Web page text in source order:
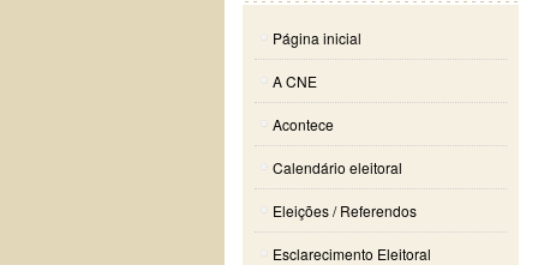
Página inicial
A CNE
Acontece
Calendário eleitoral
Eleições / Referendos
Esclarecimento Eleitoral